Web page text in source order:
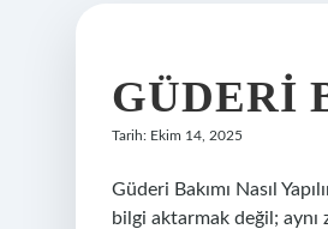
GÜDERI
Tarih: Ekim 14, 2025
Güderi Bakımı Nasıl
bilgi aktarmak değil;